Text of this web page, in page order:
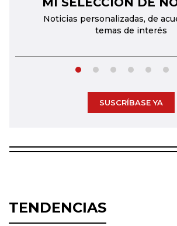
Noticias personalizadas, de
temas de interés
SUSCRÍBASE YA
TENDENCIAS